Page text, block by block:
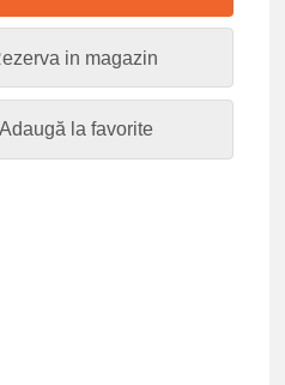
in magazin
Adaugă la favorite